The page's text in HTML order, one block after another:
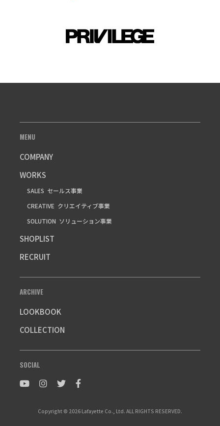
MENU
COMPANY
WORKS
SALES セールス事業
CREATIVE クリエイティブ事業
SOLUTION ソリューション事業
SHOPLIST
RECRUIT
ARCHIVE
LOOKBOOK
COLLECTION
SOCIAL
Copyright © 2026 Lafayette Co., Ltd. ALL RIGHTS RESERVED.